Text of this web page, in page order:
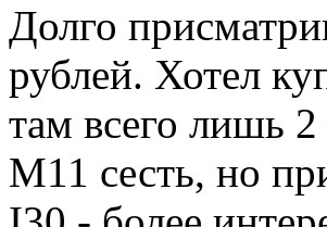
Долго
рублей. Хотел
там всего лишь
М11 сесть, но